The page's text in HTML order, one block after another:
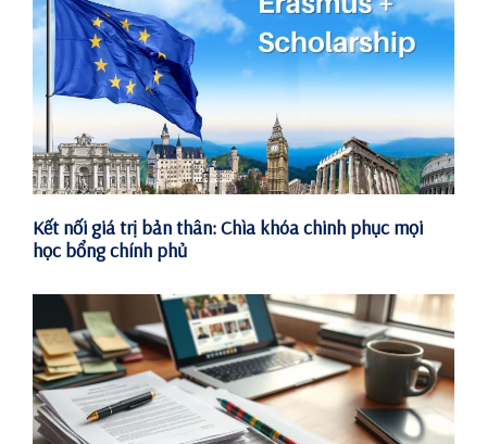
Kết nối giá trị bản thân: Chìa khóa chinh phục mọi
học bổng chính phủ